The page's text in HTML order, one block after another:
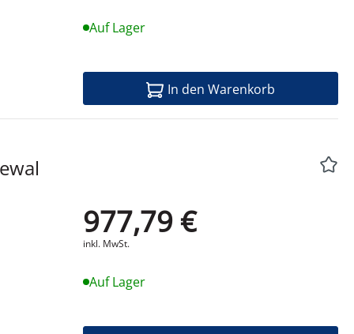
Auf Lager
In den Warenkorb
977,79 €
inkl. MwSt.
Auf Lager